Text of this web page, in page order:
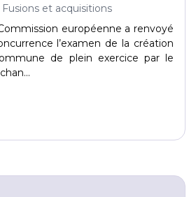
Fusions et acquisitions
européenne a renvoyé
l’examen de la création
de plein exercice par le